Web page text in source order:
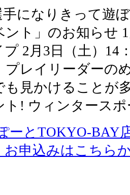
手になりきって遊
ト」のお知らせ
2月3日（土）14
プレイリーダーの
も見かけることが
ト! ウィンタース
ーとTOKYO-BAY
お申込みはこちら